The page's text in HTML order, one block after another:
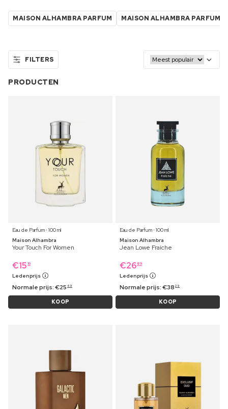
MAISON ALHAMBRA PARFUM MAISON ALHAMBRA PARFUM
FILTERS
PRODUCTEN
Eau de Parfum ⋅ 100 ml
Maison Alhambra
Your Touch For Women
€15 19
Ledenprijs
Normale prijs:€25 69
KOOP
Eau de Parfum ⋅ 100 ml
Maison Alhambra
Jean Lowe Fraiche
€26 89
Ledenprijs
Normale prijs:€38 29
KOOP